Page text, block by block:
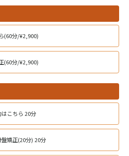
(60分/¥2,900)
(60分/¥2,900)
はこちら 20分
盤矯正(20分) 20分